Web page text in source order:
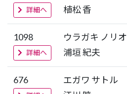
詳細へ
植松 香
1098
詳細へ
ウラガキ ノリオ
浦垣 紀夫
676
エガワ サトル